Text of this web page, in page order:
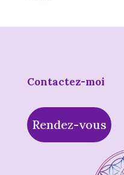
Contactez-moi
Rendez-vous